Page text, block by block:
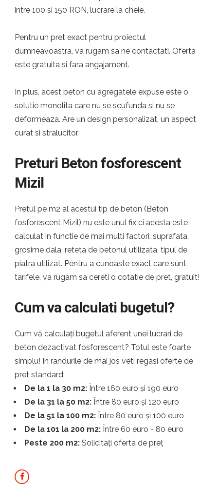
intre 100 si 150 RON, lucrare la cheie.
Pentru un pret exact pentru proiectul
dumneavoastra, va rugam sa ne contactati. Oferta
este gratuita si fara angajament.
In plus, acest beton cu agregatele expuse este o
solutie monolita care nu se scufunda si nu se
deformeaza. Are un design personalizat, un aspect
curat si stralucitor.
Preturi Beton fosforescent
Mizil
Pretul pe m2 al acestui tip de beton (Beton
fosforescent Mizil) nu este unul fix ci acesta este
calculat in functie de mai multi factori: suprafata,
grosime dala, reteta de betonul utilizata, tipul de
piatra utilizat. Pentru a cunoaste exact care sunt
tarifele, va rugam sa cereti o cotatie de pret, gratuit!
Cum va calculati bugetul?
Cum vă calculați bugetul aferent unei lucrari de
beton dezactivat fosforescent? Totul este foarte
simplu! In randurile de mai jos veti regasi oferte de
pret standard:
De la 1 la 30 m2: Între 160 euro și 190 euro
De la 31 la 50 m2: Între 80 euro și 120 euro
De la 51 la 100 m2: Între 80 euro și 100 euro
De la 101 la 200 m2: Între 60 euro - 80 euro
Peste 200 m2: Solicitați oferta de preț